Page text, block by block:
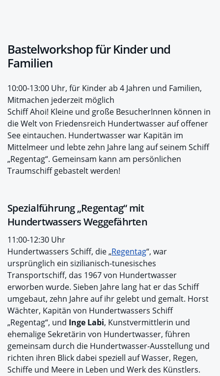
Bastelworkshop für Kinder und
Familien
10:00-13:00 Uhr, für Kinder ab 4 Jahren und Familien,
Mitmachen jederzeit möglich
Schiff Ahoi! Kleine und große BesucherInnen können in
die Welt von Friedensreich Hundertwasser auf offener
See eintauchen. Hundertwasser war Kapitän im
Mittelmeer und lebte zehn Jahre lang auf seinem Schiff
„Regentag“. Gemeinsam kann am persönlichen
Traumschiff gebastelt werden!
Spezialführung „Regentag“ mit
Hundertwassers Weggefährten
11:00-12:30 Uhr
Hundertwassers Schiff, die „Regentag“, war
ursprünglich ein sizilianisch-tunesisches
Transportschiff, das 1967 von Hundertwasser
erworben wurde. Sieben Jahre lang hat er das Schiff
umgebaut, zehn Jahre auf ihr gelebt und gemalt. Horst
Wächter, Kapitän von Hundertwassers Schiff
„Regentag“, und Inge Labi, Kunstvermittlerin und
ehemalige Sekretärin von Hundertwasser, führen
gemeinsam durch die Hundertwasser-Ausstellung und
richten ihren Blick dabei speziell auf Wasser, Regen,
Schiffe und Meere in Leben und Werk des Künstlers.